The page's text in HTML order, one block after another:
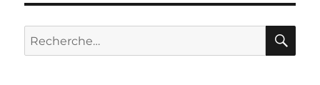
Recherche
pour :